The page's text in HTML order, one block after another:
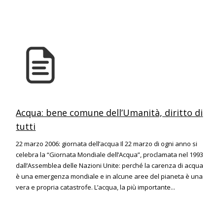
Acqua: bene comune dell’Umanità, diritto di
tutti
22 marzo 2006: giornata dell’acqua Il 22 marzo di ogni anno si
celebra la “Giornata Mondiale dell’Acqua”, proclamata nel 1993
dall’Assemblea delle Nazioni Unite: perché la carenza di acqua
è una emergenza mondiale e in alcune aree del pianeta è una
vera e propria catastrofe. L’acqua, la più importante...